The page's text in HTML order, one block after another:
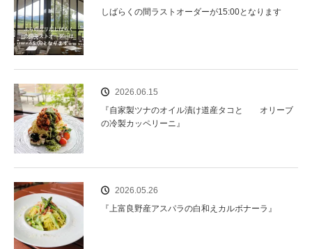
しばらくの間ラストオーダーが15:00となります
2026.06.15
『自家製ツナのオイル漬け道産タコと オリーブ
の冷製カッペリーニ』
2026.05.26
『上富良野産アスパラの白和えカルボナーラ』